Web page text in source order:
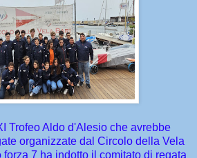
Trofeo Aldo d'Alesio che avrebbe
organizzate dal Circolo della Vela
7 ha indotto il comitato di regata